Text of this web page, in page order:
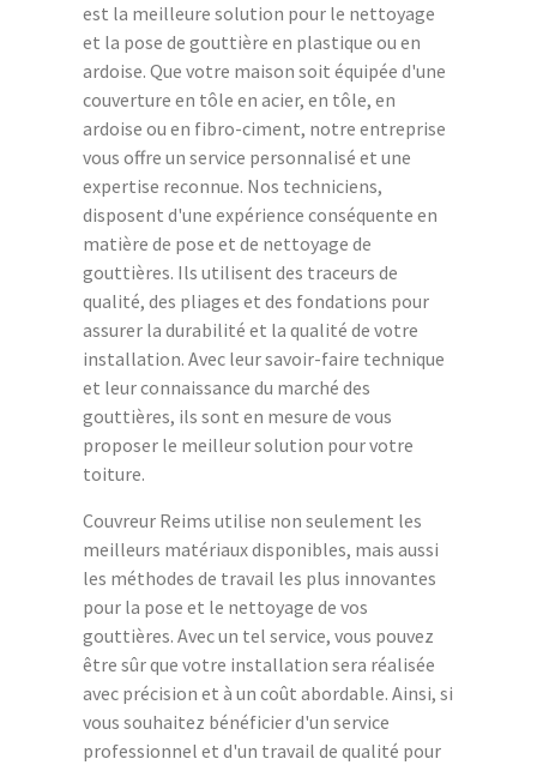
est la meilleure solution pour le nettoyage
et la pose de gouttière en plastique ou en
ardoise. Que votre maison soit équipée d'une
couverture en tôle en acier, en tôle, en
ardoise ou en fibro-ciment, notre entreprise
vous offre un service personnalisé et une
expertise reconnue. Nos techniciens,
disposent d'une expérience conséquente en
matière de pose et de nettoyage de
gouttières. Ils utilisent des traceurs de
qualité, des pliages et des fondations pour
assurer la durabilité et la qualité de votre
installation. Avec leur savoir-faire technique
et leur connaissance du marché des
gouttières, ils sont en mesure de vous
proposer le meilleur solution pour votre
toiture.
Couvreur Reims utilise non seulement les
meilleurs matériaux disponibles, mais aussi
les méthodes de travail les plus innovantes
pour la pose et le nettoyage de vos
gouttières. Avec un tel service, vous pouvez
être sûr que votre installation sera réalisée
avec précision et à un coût abordable. Ainsi, si
vous souhaitez bénéficier d'un service
professionnel et d'un travail de qualité pour